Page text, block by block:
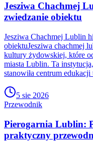
Jesziwa Chachmej
zwiedzanie obiektu
Jesziwa Chachmej Lublin
obiektuJesziwa chachmej
kultury żydowskiej, które
miasta Lublin. Ta
stanowiła centrum
5 sie 2026
Przewodnik
Pierogarnia Lublin:
praktyczny